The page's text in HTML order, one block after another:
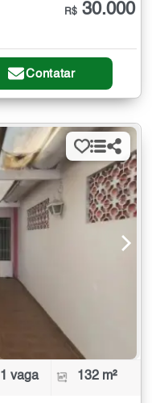
R$ 30.000
Contatar
1 vaga 132 m²